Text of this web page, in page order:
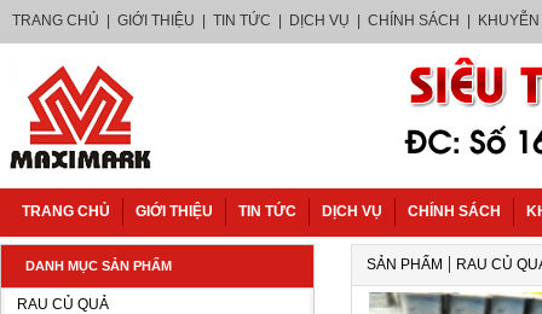
TRANG CHỦ GIỚI THIỆU TIN TỨC DỊCH VỤ CHÍNH SÁCH
TRANG CHỦ GIỚI THIỆU TIN TỨC DỊCH VỤ CHÍNH SÁCH
DANH MỤC SẢN PHẨM
RAU CỦ QUẢ
SẢN PHẨM | RAU CỦ